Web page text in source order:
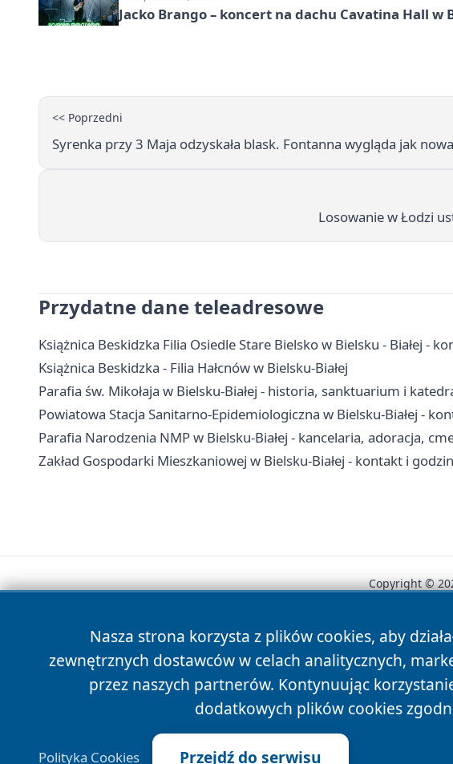
Jacko Brango – koncert na dachu Cavatina Hall w
<< Poprzedni
Syrenka przy 3 Maja odzyskała blask. Fontanna wygląda jak nowa
Losowanie w Łodzi
Przydatne dane teleadresowe
Książnica Beskidzka Filia Osiedle Stare Bielsko w Bielsku - Białej -
Książnica Beskidzka - Filia Hałcnów w Bielsku-Białej
Parafia św. Mikołaja w Bielsku-Białej - historia, sanktuarium i
Powiatowa Stacja Sanitarno-Epidemiologiczna w Bielsku-Białej -
Parafia Narodzenia NMP w Bielsku-Białej - kancelaria, adoracja,
Zakład Gospodarki Mieszkaniowej w Bielsku-Białej - kontakt i
Nasza strona korzysta z plików cookies, aby
zewnętrznych dostawców w celach analitycznych,
przez naszych partnerów. Kontynuując
dodatkowych plików cookies
Polityka Cookies Przejdź do serwisu
Copyright ©
News